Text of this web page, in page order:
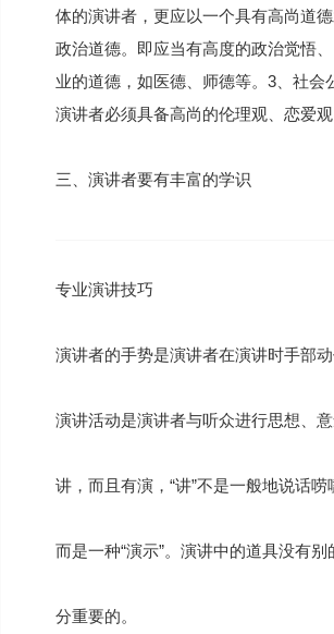
体的演讲者，更应以一个具有高尚道
政治道德。即应当有高度的政治觉悟
业的道德，如医德、师德等。3、社
演讲者必须具备高尚的伦理观、恋爱
三、演讲者要有丰富的学识
专业演讲技巧
演讲者的手势是演讲者在演讲时手部动
演讲活动是演讲者与听众进行思想、
讲，而且有演，“讲”不是一般地说话
而是一种“演示”。演讲中的道具没有
分重要的。